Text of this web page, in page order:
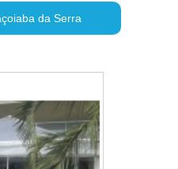
da Serra